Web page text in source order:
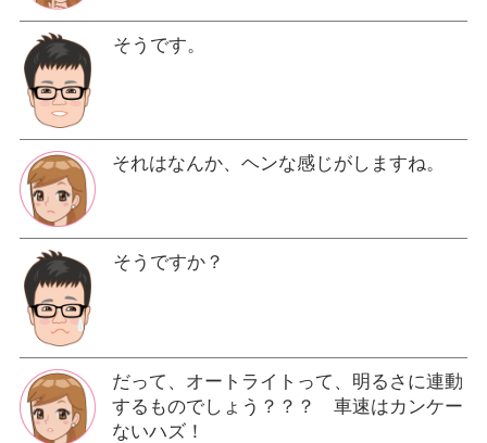
そうです。
それはなんか、ヘンな感じがしますね。
そうですか？
だって、オートライトって、明るさに連動
するものでしょう？？？ 車速はカンケー
ないハズ！